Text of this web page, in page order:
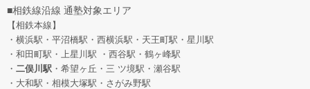
■相鉄線沿線 通塾対象エリア
【相鉄本線】
・横浜駅・平沼橋駅・西横浜駅・天王町駅・星川駅
・和田町駅 ・上星川駅 ・西谷駅・鶴ヶ峰駅
・ 二俣川駅 ・希望ヶ丘 ・三 ツ境駅・瀬谷駅
・大和駅・相模大塚駅・さがみ野駅